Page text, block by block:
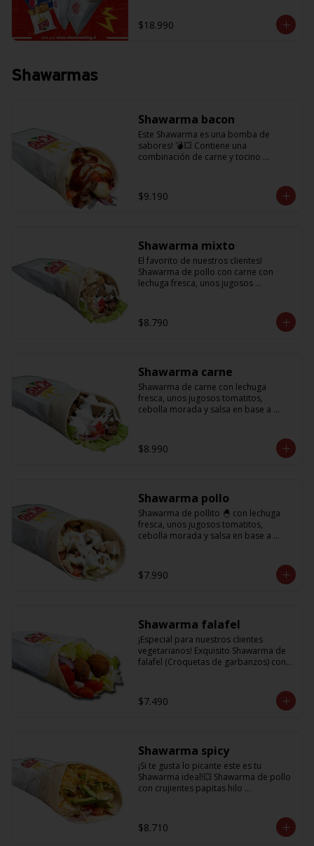
$18.990
Shawarmas
Shawarma bacon
Este Shawarma es una bomba de
sabores! 💣💥 Contiene una
combinación de carne y tocino
salsa BBQ
$9.190
Shawarma mixto
El favorito de nuestros clientes!
Shawarma de pollo con carne con
lechuga fresca, unos jugosos
$8.790
Shawarma carne
Shawarma de carne con lechuga
fresca, unos jugosos tomatitos,
cebolla morada y salsa en base a
$8.990
Shawarma pollo
Shawarma de pollito 🐣 con lechuga
fresca, unos jugosos tomatitos,
cebolla morada y salsa en base a
$7.990
Shawarma falafel
¡Especial para nuestros clientes
vegetarianos! Exquisito Shawarma de
falafel (Croquetas de garbanzos) con
en base a lactonesa
$7.490
Shawarma spicy
¡Si te gusta lo picante este es tu
Shawarma ideal!💥 Shawarma de pollo
con crujientes papitas hilo
(picante)
$8.710